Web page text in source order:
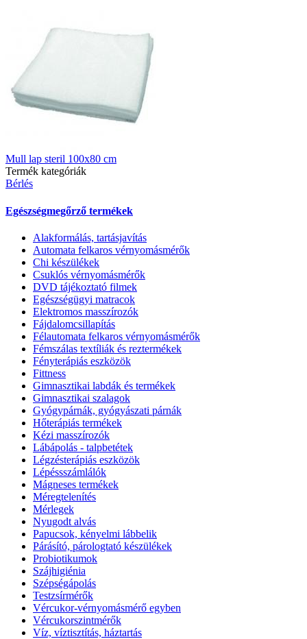
Mull lap steril 100x80 cm
Termék kategóriák
Bérlés
Egészségmegőrző termékek
Alakformálás, tartásjavítás
Automata felkaros vérnyomásmérők
Chi készülékek
Csuklós vérnyomásmérők
DVD tájékoztató filmek
Egészségügyi matracok
Elektromos masszírozók
Fájdalomcsillapítás
Félautomata felkaros vérnyomásmérők
Fémszálas textíliák és reztermékek
Fényterápiás eszközök
Fittness
Gimnasztikai labdák és termékek
Gimnasztikai szalagok
Gyógypárnák, gyógyászati párnák
Hőterápiás termékek
Kézi masszírozók
Lábápolás - talpbetétek
Légzésterápiás eszközök
Lépéssszámlálók
Mágneses termékek
Méregtelenítés
Mérlegek
Nyugodt alvás
Papucsok, kényelmi lábbelik
Párásító, párologtató készülékek
Probiotikumok
Szájhigiénia
Szépségápolás
Testzsírmérők
Vércukor-vérnyomásmérő egyben
Vércukorszintmérők
Víz, víztisztítás, háztartás